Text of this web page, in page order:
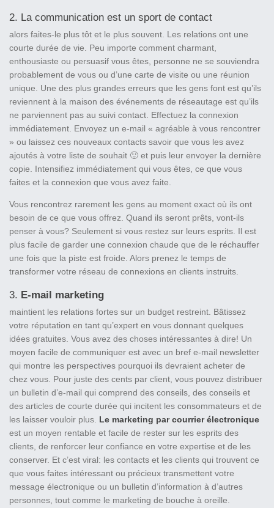
2. La communication est un sport de contact
alors faites-le plus tôt et le plus souvent. Les relations ont une
courte durée de vie. Peu importe comment charmant,
enthousiaste ou persuasif vous êtes, personne ne se souviendra
probablement de vous ou d’une carte de visite ou une réunion
unique. Une des plus grandes erreurs que les gens font est qu’ils
reviennent à la maison des événements de réseautage est qu’ils
ne parviennent pas au suivi contact. Effectuez la connexion
immédiatement. Envoyez un e-mail « agréable à vous rencontrer
» ou laissez ces nouveaux contacts savoir que vous les avez
ajoutés à votre liste de souhait 🙂 et puis leur envoyer la dernière
copie. Intensifiez immédiatement qui vous êtes, ce que vous
faites et la connexion que vous avez faite.
Vous rencontrez rarement les gens au moment exact où ils ont
besoin de ce que vous offrez. Quand ils seront prêts, vont-ils
penser à vous? Seulement si vous restez sur leurs esprits. Il est
plus facile de garder une connexion chaude que de le réchauffer
une fois que la piste est froide. Alors prenez le temps de
transformer votre réseau de connexions en clients instruits.
3. E-mail marketing
maintient les relations fortes sur un budget restreint. Bâtissez
votre réputation en tant qu’expert en vous donnant quelques
idées gratuites. Vous avez des choses intéressantes à dire! Un
moyen facile de communiquer est avec un bref e-mail newsletter
qui montre les perspectives pourquoi ils devraient acheter de
chez vous. Pour juste des cents par client, vous pouvez distribuer
un bulletin d’e-mail qui comprend des conseils, des conseils et
des articles de courte durée qui incitent les consommateurs et de
les laisser vouloir plus. Le marketing par courrier électronique
est un moyen rentable et facile de rester sur les esprits des
clients, de renforcer leur confiance en votre expertise et de les
conserver. Et c’est viral: les contacts et les clients qui trouvent ce
que vous faites intéressant ou précieux transmettent votre
message électronique ou un bulletin d’information à d’autres
personnes, tout comme le marketing de bouche à oreille.